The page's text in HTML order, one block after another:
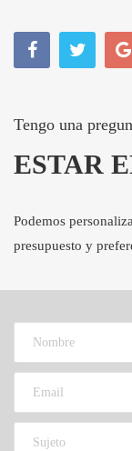
Tengo una
ESTAR
Podemos
presupuesto y